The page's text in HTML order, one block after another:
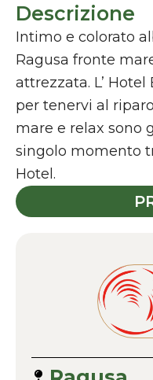
Descrizione
Intimo e colorato
Ragusa fronte
attrezzata. L’
per tenervi al
mare e relax sono
singolo momento
Hotel.